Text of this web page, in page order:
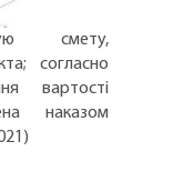
смету,
согласно
вартості
наказом